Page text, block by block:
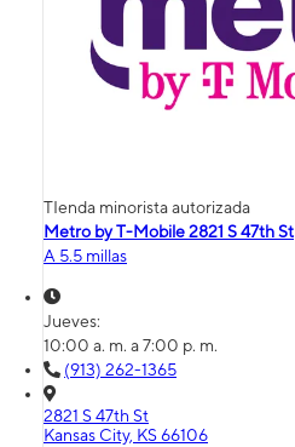
TIenda minorista autorizada
Metro by T-Mobile 2821 S 47th St
A 5.5 millas
Jueves:
10:00 a. m. a 7:00 p. m.
(913) 262-1365
2821 S 47th St
Kansas City, KS 66106